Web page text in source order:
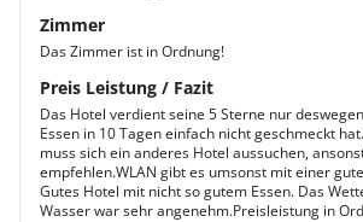
Zimmer
Das Zimmer ist in Ordnung!
Preis Leistung / Fazit
Das Hotel verdient seine 5 Sterne nur
Essen in 10 Tagen einfach nicht geschmeckt
muss sich ein anderes Hotel aussuchen,
empfehlen.WLAN gibt es umsonst mit einer
Gutes Hotel mit nicht so gutem Essen. Das
Wasser war sehr angenehm.Preisleistung in